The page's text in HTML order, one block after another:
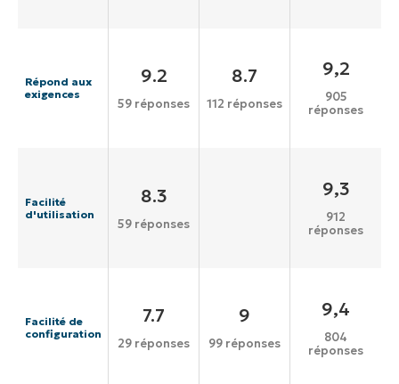
Répond aux
exigences
9.2
59 réponses
8.7
112 réponses
9,2
905
réponses
Facilité
d'utilisation
8.3
59 réponses
9,3
912
réponses
Facilité de
configuration
7.7
29 réponses
9
99 réponses
9,4
804
réponses